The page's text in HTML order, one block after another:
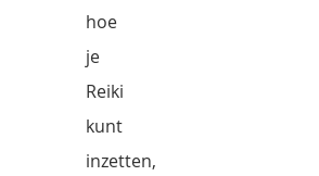
hoe
je
Reiki
kunt
inzetten,